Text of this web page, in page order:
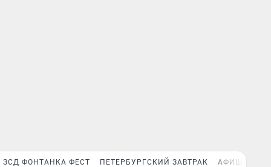
ЗСД ФОНТАНКА ФЕСТ ПЕТЕРБУРГСКИЙ ЗАВТРАК АФИША PLUS